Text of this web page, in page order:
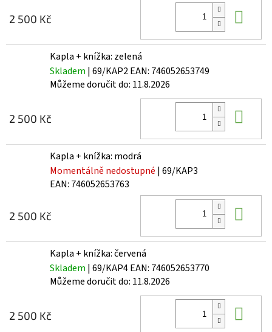
2 500 Kč
Kapla + knížka: zelená
Skladem | 69/KAP2EAN: 746052653749
Můžeme doručit do: 11.8.2026
2 500 Kč
Kapla + knížka: modrá
Momentálně nedostupné | 69/KAP3
EAN: 746052653763
2 500 Kč
Kapla + knížka: červená
Skladem | 69/KAP4EAN: 746052653770
Můžeme doručit do: 11.8.2026
2 500 Kč